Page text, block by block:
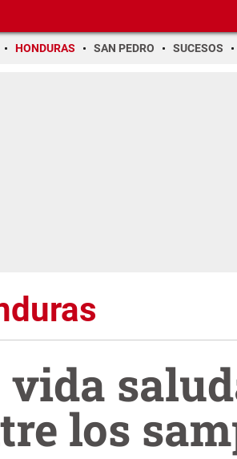
HONDURAS SAN PEDRO SUCESOS
vida
los